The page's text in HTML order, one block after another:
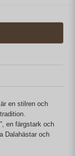
en stilren och
en färgstark och
Dalahästar och